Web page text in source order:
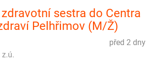
sestra do Centra
Pelhřimov (M/Ž)
před 2 dny
z.ú.